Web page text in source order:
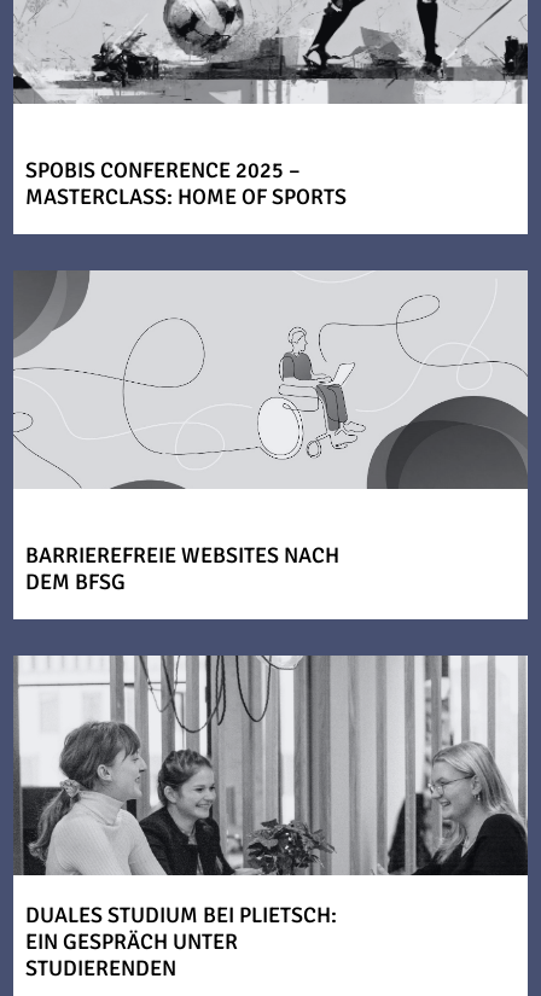
SPOBIS CONFERENCE 2025 –
MASTERCLASS: HOME OF SPORTS
BARRIEREFREIE WEBSITES NACH
DEM BFSG
DUALES STUDIUM BEI PLIETSCH:
EIN GESPRÄCH UNTER
STUDIERENDEN